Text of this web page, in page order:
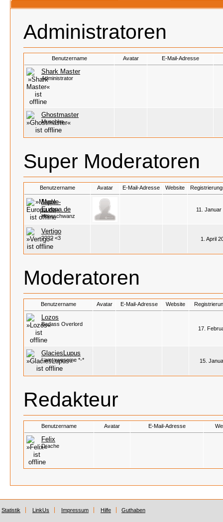
Administratoren
Benutzername Avatar E-Mail-Adresse
Shark Master
Administrator
Ghostmaster
Muschka
Super Moderatoren
Benutzername Avatar E-Mail-Adresse Website
Maple-
Europa.de
Hornschwanz
11. Januar
Vertigo
???? <3 1. April
Moderatoren
Benutzername Avatar E-Mail-Adresse Website
Lozos
Badass Overlord
17.
GlaciesLupus
I am awesome *-* 15.
Redakteur
Benutzername Avatar E-Mail-Adresse
Felix
Drache
Statistik LinkUs Impressum Hilfe Guthaben